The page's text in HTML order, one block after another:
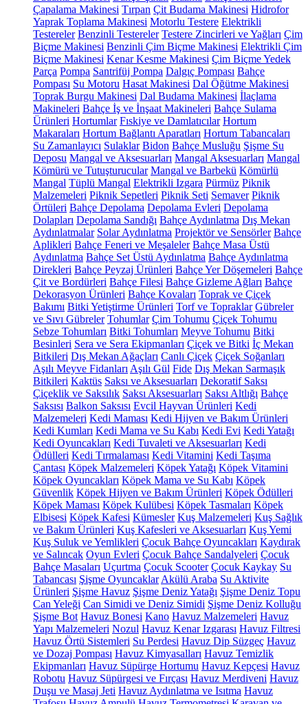
Çapalama Makinesi Tırpan Çit Budama Makinesi Hidrofor
Yaprak Toplama Makinesi Motorlu Testere Elektrikli
Testereler Benzinli Testereler Testere Zincirleri ve Yağları Çim
Biçme Makinesi Benzinli Çim Biçme Makinesi Elektrikli Çim
Biçme Makinesi Kenar Kesme Makinesi Çim Biçme Yedek
Parça Pompa Santrifüj Pompa Dalgıç Pompası Bahçe
Pompası Su Motoru Hasat Makinesi Dal Öğütme Makinesi
Toprak Burgu Makinesi Dal Budama Makinesi İlaçlama
Makineleri Bahçe İş ve İnşaat Makineleri Bahçe Sulama
Ürünleri Hortumlar Fıskiye ve Damlatıcılar Hortum
Makaraları Hortum Bağlantı Aparatları Hortum Tabancaları
Su Zamanlayıcı Sulaklar Bidon Bahçe Musluğu Şişme Su
Deposu Mangal ve Aksesuarları Mangal Aksesuarları Mangal
Kömürü ve Tutuşturucular Mangal ve Barbekü Kömürlü
Mangal Tüplü Mangal Elektrikli Izgara Pürmüz Piknik
Malzemeleri Piknik Sepetleri Piknik Seti Semaver Piknik
Örtüleri Bahçe Depolama Depolama Evleri Depolama
Dolapları Depolama Sandığı Bahçe Aydınlatma Dış Mekan
Aydınlatmalar Solar Aydınlatma Projektör ve Sensörler Bahçe
Aplikleri Bahçe Feneri ve Meşaleler Bahçe Masa Üstü
Aydınlatma Bahçe Set Üstü Aydınlatma Bahçe Aydınlatma
Direkleri Bahçe Peyzaj Ürünleri Bahçe Yer Döşemeleri Bahçe
Çit ve Bordürleri Bahçe Filesi Bahçe Gizleme Ağları Bahçe
Dekorasyon Ürünleri Bahçe Kovaları Toprak ve Çiçek
Bakımı Bitki Yetiştirme Ürünleri Torf ve Topraklar Gübreler
ve Sıvı Gübreler Tohumlar Çim Tohumu Çiçek Tohumu
Sebze Tohumları Bitki Tohumları Meyve Tohumu Bitki
Besinleri Sera ve Sera Ekipmanları Çiçek ve Bitki İç Mekan
Bitkileri Dış Mekan Ağaçları Canlı Çiçek Çiçek Soğanları
Aşılı Meyve Fidanları Aşılı Gül Fide Dış Mekan Sarmaşık
Bitkileri Kaktüs Saksı ve Aksesuarları Dekoratif Saksı
Çiçeklik ve Saksılık Saksı Aksesuarları Saksı Altlığı Bahçe
Saksısı Balkon Saksısı Evcil Hayvan Ürünleri Kedi
Malzemeleri Kedi Maması Kedi Hijyen ve Bakım Ürünleri
Kedi Kumları Kedi Mama ve Su Kabı Kedi Evi Kedi Yatağı
Kedi Oyuncakları Kedi Tuvaleti ve Aksesuarları Kedi
Ödülleri Kedi Tırmalaması Kedi Vitamini Kedi Taşıma
Çantası Köpek Malzemeleri Köpek Yatağı Köpek Vitamini
Köpek Oyuncakları Köpek Mama ve Su Kabı Köpek
Güvenlik Köpek Hijyen ve Bakım Ürünleri Köpek Ödülleri
Köpek Maması Köpek Kulübesi Köpek Tasmaları Köpek
Elbisesi Köpek Kafesi Kümesler Kuş Malzemeleri Kuş Sağlık
ve Bakım Ürünleri Kuş Kafesleri ve Aksesuarları Kuş Yemi
Kuş Suluk ve Yemlikleri Çocuk Bahçe Oyuncakları Kaydırak
ve Salıncak Oyun Evleri Çocuk Bahçe Sandalyeleri Çocuk
Bahçe Masaları Uçurtma Çocuk Scooter Çocuk Kaykay Su
Tabancası Şişme Oyuncaklar Akülü Araba Su Aktivite
Ürünleri Şişme Havuz Şişme Deniz Yatağı Şişme Deniz Topu
Can Yeleği Can Simidi ve Deniz Simidi Şişme Deniz Kolluğu
Şişme Bot Havuz Bonesi Kano Havuz Malzemeleri Havuz
Yapı Malzemeleri Nozul Havuz Kenar Izgarası Havuz Filtresi
Havuz Örtü Sistemleri Su Perdesi Havuz Dip Süzgeç Havuz
ve Dozaj Pompası Havuz Kimyasalları Havuz Temizlik
Ekipmanları Havuz Süpürge Hortumu Havuz Kepçesi Havuz
Robotu Havuz Süpürgesi ve Fırçası Havuz Merdiveni Havuz
Duşu ve Masaj Jeti Havuz Aydınlatma ve Isıtma Havuz